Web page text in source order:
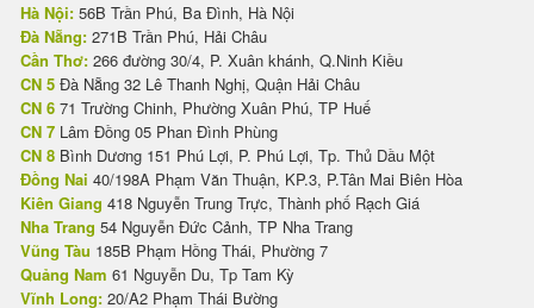
Hà Nội: 56B Trần Phú, Ba Đình, Hà Nội
Đà Nẵng: 271B Trần Phú, Hải Châu
Cần Thơ: 266 đường 30/4, P. Xuân khánh, Q.Ninh Kiều
CN 5 Đà Nẵng 32 Lê Thanh Nghị, Quận Hải Châu
CN 6 71 Trường Chinh, Phường Xuân Phú, TP Huế
CN 7 Lâm Đồng 05 Phan Đình Phùng
CN 8 Bình Dương 151 Phú Lợi, P. Phú Lợi, Tp. Thủ Dầu Một
Đồng Nai 40/198A Phạm Văn Thuận, KP.3, P.Tân Mai Biên Hòa
Kiên Giang 418 Nguyễn Trung Trực, Thành phố Rạch Giá
Nha Trang 54 Nguyễn Đức Cảnh, TP Nha Trang
Vũng Tàu 185B Phạm Hồng Thái, Phường 7
Quảng Nam 61 Nguyễn Du, Tp Tam Kỳ
Vĩnh Long: 20/A2 Phạm Thái Bường